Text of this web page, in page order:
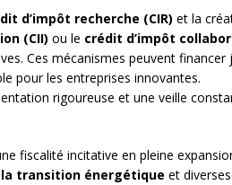
d’impôt recherche (CIR) et la
(CII) ou le crédit d’impôt
Ces mécanismes peuvent financer
pour les entreprises innovantes.
rigoureuse et une veille
fiscalité incitative en pleine
transition énergétique et diverses